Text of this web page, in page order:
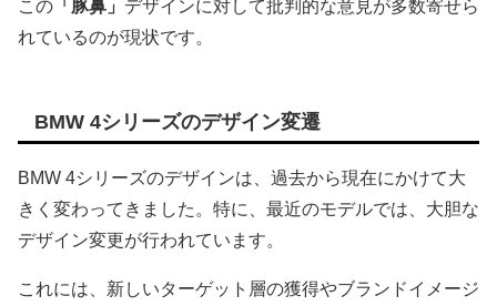
この 「豚鼻」 デザインに対して批判的な意見が多数寄せら
れているのが現状です。
BMW 4シリーズのデザイン変遷
BMW 4シリーズのデザインは、過去から現在にかけて大
きく変わってきました。特に、最近のモデルでは、大胆な
デザイン変更が行われています。
これには、新しいターゲット層の獲得やブランドイメージ